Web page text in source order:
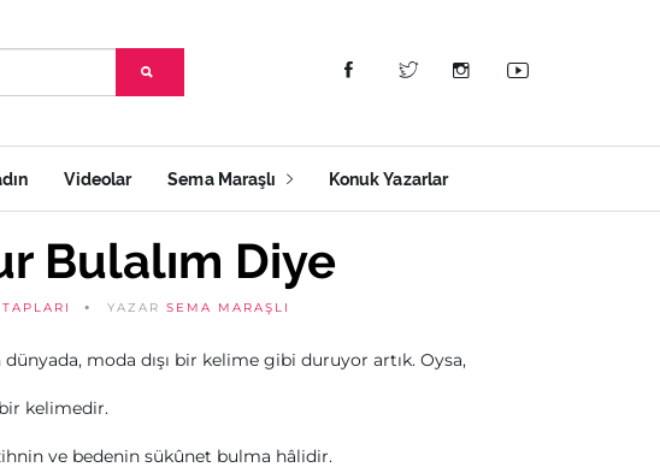
Videolar Sema Maraşlı Konuk Yazarlar
Bulalım Diye
YAZAR SEMA MARAŞLI
moda dışı bir kelime gibi duruyor artık. Oysa,
kelimedir.
ve bedenin sükûnet bulma hâlidir.